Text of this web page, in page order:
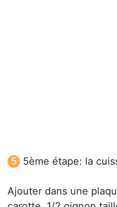
5ème étape: la
Ajouter dans une